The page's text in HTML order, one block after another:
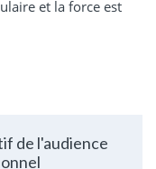
et la force est
de l'audience